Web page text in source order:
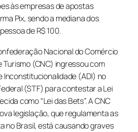
às empresas de apostas
Pix, sendo a mediana dos
de R$ 100.
Nacional do Comércio
Turismo (CNC) ingressou com
Inconstitucionalidade (ADI) no
(STF) para contestar a Lei
como “Lei das Bets”. A CNC
legislação, que regulamenta as
no Brasil, está causando graves